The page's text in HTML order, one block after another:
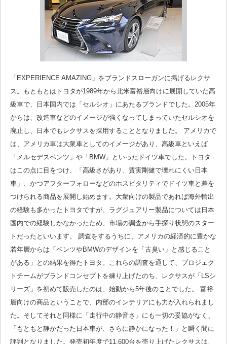
「EXPERIENCE AMAZING」をブランドスローガンに掲げるレクサ
ス。もともとはトヨタが1989年から北米富裕層向けに展開していた高
級車で、日本国内では「セルシオ」にあたるブランドでした。2005年
からは、改造車などのイメージが強くなってしまっていたセルシオを
廃止し、日本でもレクサスを採用することとなりました。 アメリカで
は、アメリカ車は大衆車としてのイメージがあり、高級車といえば
「メルセデスベンツ」や「BMW」といったドイツ車でした。トヨタ
はこの点に目をつけ、「高級さがあり、質実剛健で壊れにくい日本
車」、かつアフターフォローなどのホスピタリティでドイツ車と差を
つけられる商品を展開し始めます。大衆向けの製品であれば海外輸出
の経験も多かったトヨタですが、ラグジュアリー製品については日本
国内での経験しかなかったため、市場の調査から手探り状態のスター
トだったといいます。 調査をするうちに、アメリカの経済的に豊かな
若年層からは「ベンツやBMWのデザインを「古臭い」と感じること
がある」との結果を得たトヨタ。これらの調査を通して、プロジェク
トチームがブランドコンセプトを練り上げたのち、レクサスが「LSシ
リーズ」を初めて販売したのは、始動から5年後のことでした。 富裕
層向けの商品ということで、内部のインテリアにも力が入れられまし
た。そしてそれと同様に「走行中の静音さ」にも一切の妥協がなく、
「もともと静かだった日本車が、さらに静かになった！」と瞬く間に
評判となりました。発売初年度で11,600台を売り上げたレクサスは、